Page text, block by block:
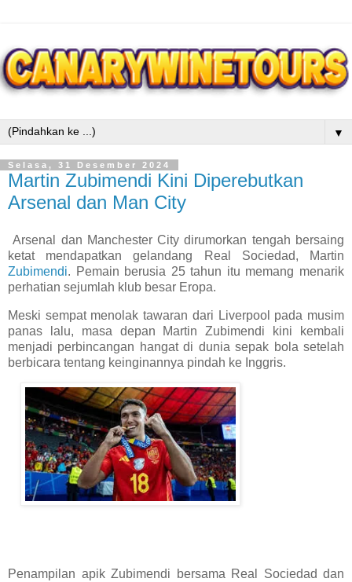
▼
Selasa, 31 Desember 2024
Martin Zubimendi Kini Diperebutkan
Arsenal dan Man City
Arsenal dan Manchester City dirumorkan tengah bersaing
ketat mendapatkan gelandang Real Sociedad, Martin
Zubimendi. Pemain berusia 25 tahun itu memang menarik
perhatian sejumlah klub besar Eropa.
Meski sempat menolak tawaran dari Liverpool pada musim
panas lalu, masa depan Martin Zubimendi kini kembali
menjadi perbincangan hangat di dunia sepak bola setelah
berbicara tentang keinginannya pindah ke Inggris.
Penampilan apik Zubimendi bersama Real Sociedad dan